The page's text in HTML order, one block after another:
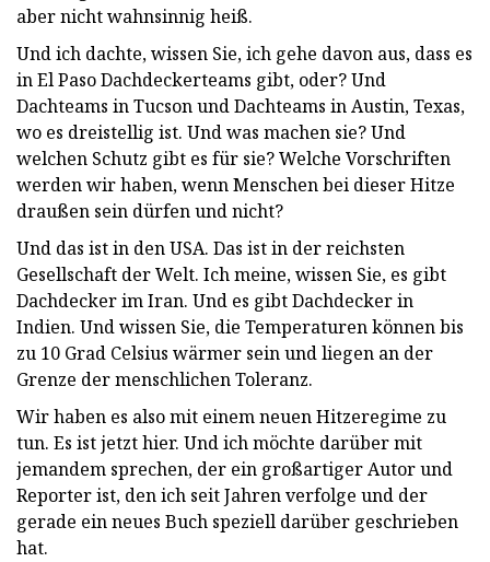
aber nicht wahnsinnig heiß.
Und ich dachte, wissen Sie, ich gehe davon aus, dass es
in El Paso Dachdeckerteams gibt, oder? Und
Dachteams in Tucson und Dachteams in Austin, Texas,
wo es dreistellig ist. Und was machen sie? Und
welchen Schutz gibt es für sie? Welche Vorschriften
werden wir haben, wenn Menschen bei dieser Hitze
draußen sein dürfen und nicht?
Und das ist in den USA. Das ist in der reichsten
Gesellschaft der Welt. Ich meine, wissen Sie, es gibt
Dachdecker im Iran. Und es gibt Dachdecker in
Indien. Und wissen Sie, die Temperaturen können bis
zu 10 Grad Celsius wärmer sein und liegen an der
Grenze der menschlichen Toleranz.
Wir haben es also mit einem neuen Hitzeregime zu
tun. Es ist jetzt hier. Und ich möchte darüber mit
jemandem sprechen, der ein großartiger Autor und
Reporter ist, den ich seit Jahren verfolge und der
gerade ein neues Buch speziell darüber geschrieben
hat.